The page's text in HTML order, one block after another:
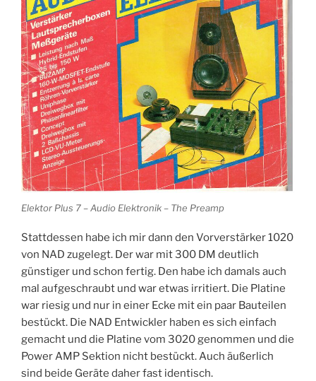
Elektor Plus 7 – Audio Elektronik – The Preamp
Stattdessen habe ich mir dann den Vorverstärker 1020
von NAD zugelegt. Der war mit 300 DM deutlich
günstiger und schon fertig. Den habe ich damals auch
mal aufgeschraubt und war etwas irritiert. Die Platine
war riesig und nur in einer Ecke mit ein paar Bauteilen
bestückt. Die NAD Entwickler haben es sich einfach
gemacht und die Platine vom 3020 genommen und die
Power AMP Sektion nicht bestückt. Auch äußerlich
sind beide Geräte daher fast identisch.